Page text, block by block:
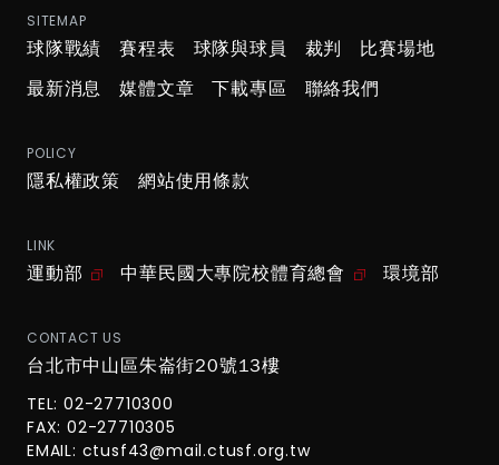
SITEMAP
球隊戰績 賽程表 球隊與球員 裁判
比賽場地
最新消息
媒體文章 下載專區 聯絡我們
POLICY
隱私權政策 網站使用條款
LINK
運動部 中華民國大專院校體育總會 環境部
CONTACT US
台北市中山區朱崙街20號13樓
TEL: 02-27710300
FAX: 02-27710305
EMAIL: ctusf43@mail.ctusf.org.tw